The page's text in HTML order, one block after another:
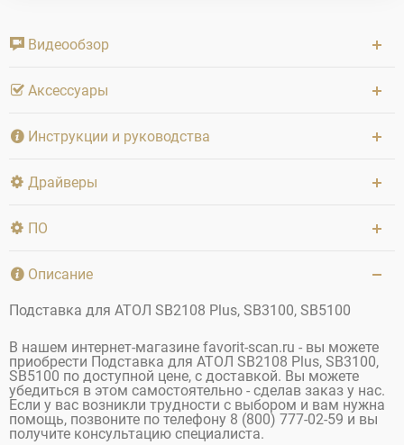
Видеообзор
Аксессуары
Инструкции и руководства
Драйверы
ПО
Описание
Подставка для АТОЛ SB2108 Plus, SB3100, SB5100
В нашем интернет-магазине favorit-scan.ru - вы можете
приобрести Подставка для АТОЛ SB2108 Plus, SB3100,
SB5100 по доступной цене, с доставкой. Вы можете
убедиться в этом самостоятельно - сделав заказ у нас.
Если у вас возникли трудности с выбором и вам нужна
помощь, позвоните по телефону 8 (800) 777-02-59 и вы
получите консультацию специалиста.